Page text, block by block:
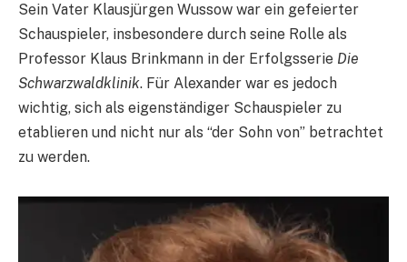
Sein Vater Klausjürgen Wussow war ein gefeierter
Schauspieler, insbesondere durch seine Rolle als
Professor Klaus Brinkmann in der Erfolgsserie Die
Schwarzwaldklinik. Für Alexander war es jedoch
wichtig, sich als eigenständiger Schauspieler zu
etablieren und nicht nur als “der Sohn von” betrachtet
zu werden.